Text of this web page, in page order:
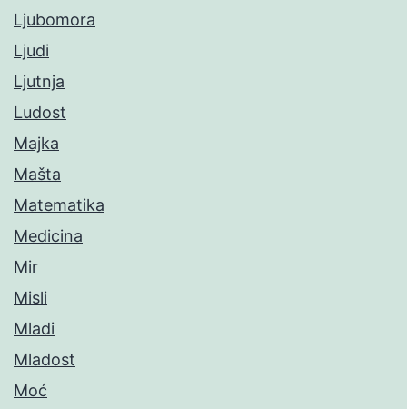
Ljubomora
Ljudi
Ljutnja
Ludost
Majka
Mašta
Matematika
Medicina
Mir
Misli
Mladi
Mladost
Moć